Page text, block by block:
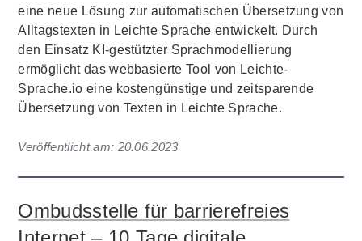
eine neue Lösung zur automatischen Übersetzung von
Alltagstexten in Leichte Sprache entwickelt. Durch
den Einsatz KI-gestützter Sprachmodellierung
ermöglicht das webbasierte Tool von Leichte-
Sprache.io eine kostengünstige und zeitsparende
Übersetzung von Texten in Leichte Sprache.
Veröffentlicht am: 20.06.2023
Ombudsstelle für barrierefreies